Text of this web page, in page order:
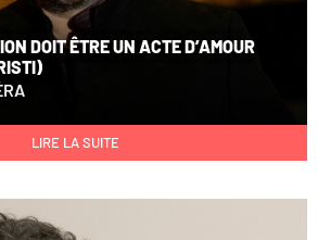
DOIT ÊTRE UN ACTE D’AMOUR
LIRE LA SUITE